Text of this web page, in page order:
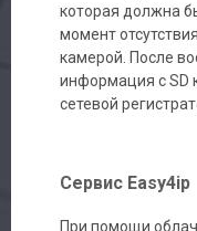
которая должна
момент
камерой. После
информация с SD
сетевой
Сервис Easy4ip
При помощи